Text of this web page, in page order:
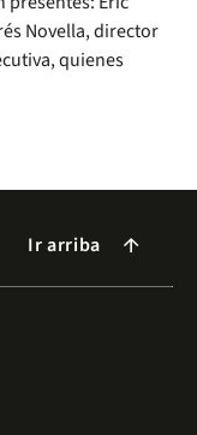
Novella, director
quienes
Ir arriba arrow_forward